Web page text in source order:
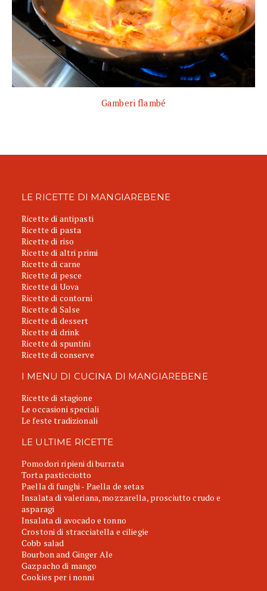
Gamberi flambé
LE RICETTE DI MANGIAREBENE
Ricette di antipasti
Ricette di pasta
Ricette di riso
Ricette di altri primi
Ricette di carne
Ricette di pesce
Ricette di Uova
Ricette di contorni
Ricette di Salse
Ricette di dessert
Ricette di drink
Ricette di spuntini
Ricette di conserve
I MENU DI CUCINA DI MANGIAREBENE
Ricette di stagione
Le occasioni speciali
Le feste tradizionali
LE ULTIME RICETTE
Pomodori ripieni di burrata
Torta pasticciotto
Paella di funghi - Paella de setas
Insalata di valeriana, mozzarella, prosciutto crudo e
asparagi
Insalata di avocado e tonno
Crostoni di stracciatella e ciliegie
Cobb salad
Bourbon and Ginger Ale
Gazpacho di mango
Cookies per i nonni